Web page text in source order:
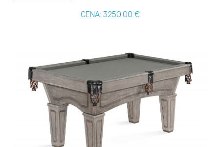
CENA: 3250.00 €